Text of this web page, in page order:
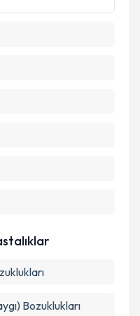
verilerimin belirtilen
Gönder
Bozuklukları